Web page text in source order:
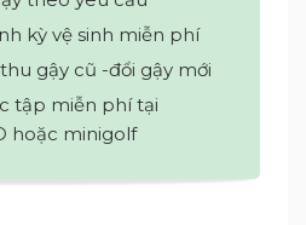
kỳ vệ sinh miễn phí
gậy cũ -đổi gậy mới
tập miễn phí tại
hoặc minigolf